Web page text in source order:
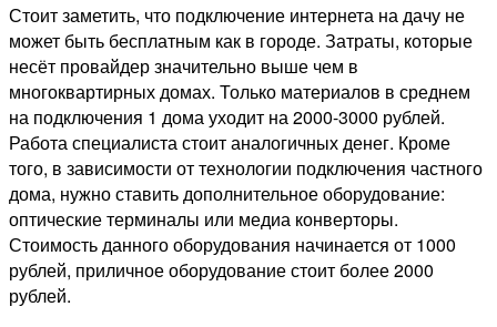
Стоит заметить, что подключение интернета на дачу не
может быть бесплатным как в городе. Затраты, которые
несёт провайдер значительно выше чем в
многоквартирных домах. Только материалов в среднем
на подключения 1 дома уходит на 2000-3000 рублей.
Работа специалиста стоит аналогичных денег. Кроме
того, в зависимости от технологии подключения частного
дома, нужно ставить дополнительное оборудование:
оптические терминалы или медиа конверторы.
Стоимость данного оборудования начинается от 1000
рублей, приличное оборудование стоит более 2000
рублей.